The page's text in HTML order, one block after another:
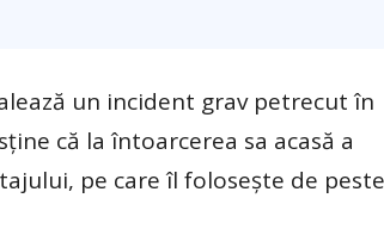
un incident grav petrecut în
că la întoarcerea sa acasă a
pe care îl folosește de peste